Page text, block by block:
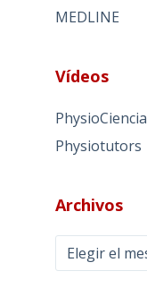
MEDLINE
Vídeos
PhysioCiencia
Physiotutors
Archivos
Archivos